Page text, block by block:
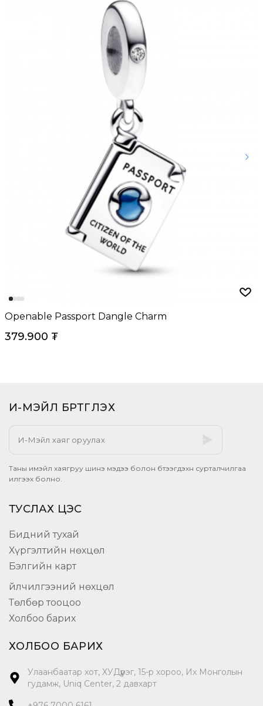
Openable Passport Dangle Charm
379.900 ₮
И-МЭЙЛ БҮРТГҮҮЛЭХ​
Таны имэйл хаягруу шинэ мэдээ болон бүтээгдэхүүн сурталчилгаа
илгээх болно.
ТУСЛАХ ЦЭС
Бидний тухай
Хүргэлтийн нөхцөл
Бэлгийн карт
Үйлчилгээний нөхцөл
Төлбөр тооцоо
Холбоо барих
ХОЛБОО БАРИХ
Улаанбаатар хот, ХУДүүрэг, 15-р хороо, Их Монголын
гудамж, Uniq Center, 2 давхарт